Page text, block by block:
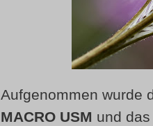
Aufgenommen wurde
MACRO USM und